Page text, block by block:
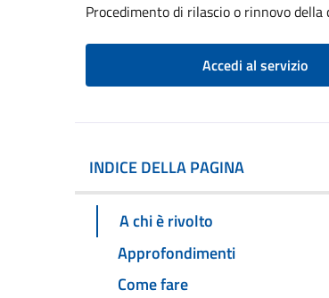
Procedimento di rilascio o rinnovo
Accedi al servizio
INDICE DELLA PAGINA
A chi è rivolto
Approfondimenti
Come fare